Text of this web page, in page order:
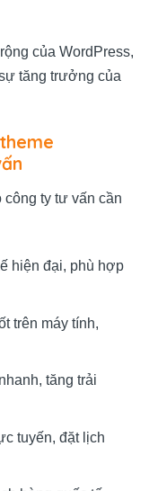
của WordPress,
tăng trưởng của
công ty tư vấn cần
hiện đại, phù hợp
trên máy tính,
tăng trải
tuyến, đặt lịch